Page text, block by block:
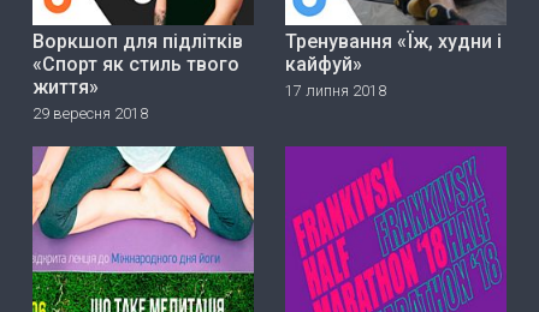
Воркшоп для підлітків
«Спорт як стиль твого
життя»
29 вересня 2018
Тренування «Їж, худни і
кайфуй»
17 липня 2018